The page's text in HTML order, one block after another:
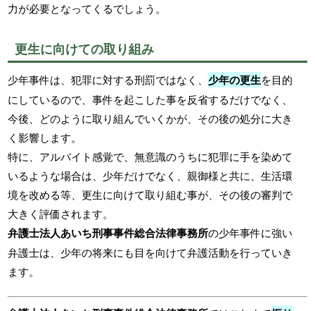
力が必要となってくるでしょう。
更生に向けての取り組み
少年事件は、犯罪に対する刑罰ではなく、少年の更生を目的
にしているので、事件を起こした事を反省するだけでなく、
今後、どのように取り組んでいくかが、その後の処分に大き
く影響します。
特に、アルバイト感覚で、無意識のうちに犯罪に手を染めて
いるような場合は、少年だけでなく、親御様と共に、生活環
境を改める等、更生に向けて取り組む事が、その後の審判で
大きく評価されます。
弁護士法人あいち刑事事件総合法律事務所の少年事件に強い
弁護士は、少年の将来にも目を向けて弁護活動を行っていき
ます。